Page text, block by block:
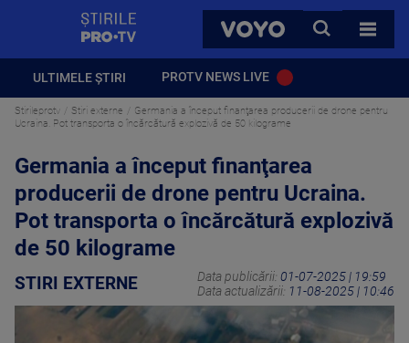
VOYO
CAUTA
TOATE
ULTIMELE ȘTIRI PROTV NEWS LIVE
Stirileprotv Stiri externe
Germania a început finanţarea producerii de drone pentru
Ucraina. Pot transporta o încărcătură explozivă de 50 kilograme
Germania a început finanţarea
producerii de drone pentru Ucraina.
Pot transporta o încărcătură explozivă
de 50 kilograme
STIRI EXTERNE Data publicării: 01-07-2025 | 19:59
Data actualizării: 11-08-2025 | 10:46